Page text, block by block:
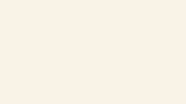
une nouvelle fenêtre)